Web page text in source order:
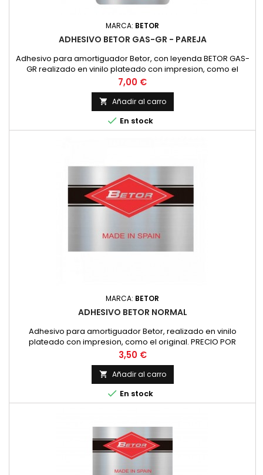
MARCA: BETOR
ADHESIVO BETOR GAS-GR - PAREJA
Adhesivo para amortiguador Betor, con leyenda BETOR GAS-
GR realizado en vinilo plateado con impresion, como el
original. PRECIO POR PAREJA
Precio
7,00 €
 Añadir al carro
 En stock
MARCA: BETOR
ADHESIVO BETOR NORMAL
Adhesivo para amortiguador Betor, realizado en vinilo
plateado con impresion, como el original. PRECIO POR
UNIDAD
Precio
3,50 €
 Añadir al carro
 En stock